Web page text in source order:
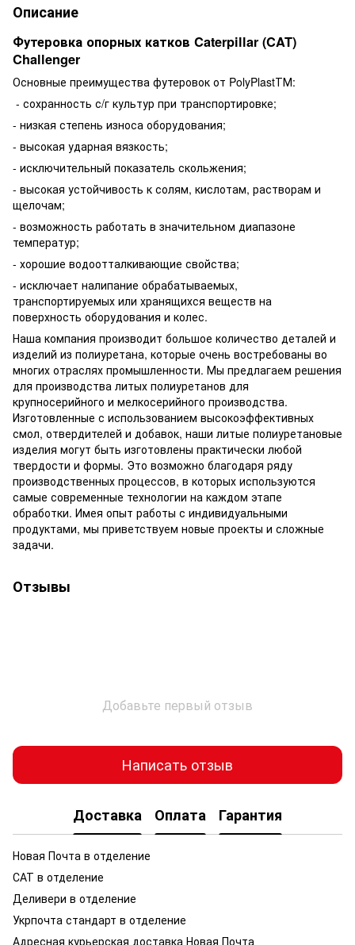
Описание
Футеровка опорных катков Caterpillar (CAT)
Challenger
Основные преимущества футеровок от PolyPlastТМ:
- сохранность с/г культур при транспортировке;
- низкая степень износа оборудования;
- высокая ударная вязкость;
- исключительный показатель скольжения;
- высокая устойчивость к солям, кислотам, растворам и
щелочам;
- возможность работать в значительном диапазоне
температур;
- хорошие водоотталкивающие свойства;
- исключает налипание обрабатываемых,
транспортируемых или хранящихся веществ на
поверхность оборудования и колес.
Наша компания производит большое количество деталей и
изделий из полиуретана, которые очень востребованы во
многих отраслях промышленности. Мы предлагаем решения
для производства литых полиуретанов для
крупносерийного и мелкосерийного производства.
Изготовленные с использованием высокоэффективных
смол, отвердителей и добавок, наши литые полиуретановые
изделия могут быть изготовлены практически любой
твердости и формы. Это возможно благодаря ряду
производственных процессов, в которых используются
самые современные технологии на каждом этапе
обработки. Имея опыт работы с индивидуальными
продуктами, мы приветствуем новые проекты и сложные
задачи.
Отзывы
Добавьте первый отзыв
Написать отзыв
Доставка Оплата Гарантия
Новая Почта в отделение
САТ в отделение
Деливери в отделение
Укрпочта стандарт в отделение
Адресная курьерская доставка Новая Почта